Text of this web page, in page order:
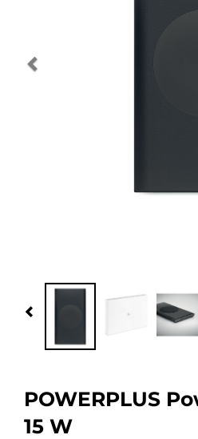
Navidad 🎄 Invierno
POWERPLUS
15 W